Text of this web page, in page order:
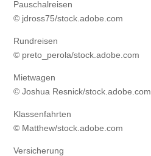
Pauschalreisen
© jdross75/stock.adobe.com
Rundreisen
© preto_perola/stock.adobe.com
Mietwagen
© Joshua Resnick/stock.adobe.com
Klassenfahrten
© Matthew/stock.adobe.com
Versicherung